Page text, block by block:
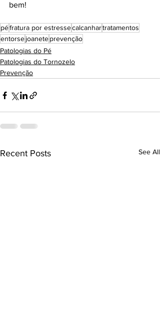
bem!
péfratura por estressecalcanhartratamentos
entorsejoaneteprevenção
Patologias do Pé
Patologias do Tornozelo
Prevenção
Recent Posts See All